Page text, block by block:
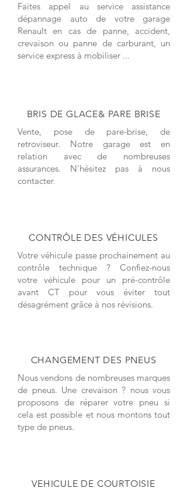
Faites appel au service assistance
dépannage auto de votre garage
Renault en cas de panne, accident,
crevaison ou panne de carburant, un
service express à mobiliser ...
BRIS DE GLACE& PARE BRISE
Vente, pose de pare-brise, de
retroviseur. Notre garage est en
relation avec de nombreuses
assurances. N'hésitez pas à nous
contacter.
CONTRÔLE DES VÉHICULES
Votre véhicule passe prochainement au
contrôle technique ? Confiez-nous
votre véhicule pour un pré-contrôle
avant CT pour vous éviter tout
désagrément grâce à nos révisions.
CHANGEMENT DES PNEUS
Nous vendons de nombreuses marques
de pneus. Une crevaison ? nous vous
proposons de réparer votre pneu si
cela est possible et nous montons tout
type de pneus.
VEHICULE DE COURTOISIE